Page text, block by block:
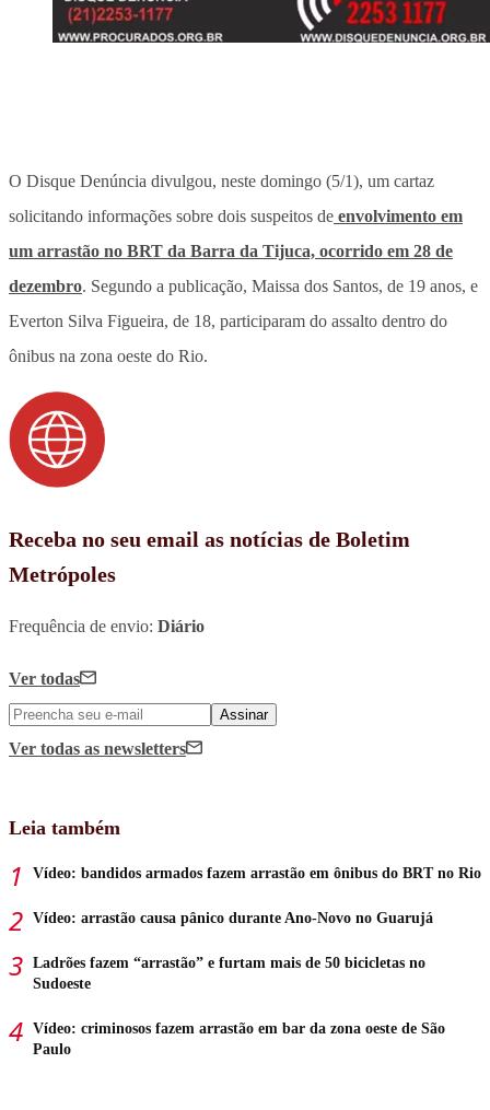
O Disque Denúncia divulgou, neste domingo (5/1), um cartaz
solicitando informações sobre dois suspeitos de envolvimento em
um arrastão no BRT da Barra da Tijuca, ocorrido em 28 de
dezembro. Segundo a publicação, Maissa dos Santos, de 19 anos, e
Everton Silva Figueira, de 18, participaram do assalto dentro do
ônibus na zona oeste do Rio.
Receba no seu email as notícias de Boletim
Metrópoles
Frequência de envio: Diário
Ver todas
Assinar
Ver todas as newsletters
Leia também
Vídeo: bandidos armados fazem arrastão em ônibus do BRT no Rio
Vídeo: arrastão causa pânico durante Ano-Novo no Guarujá
Ladrões fazem “arrastão” e furtam mais de 50 bicicletas no
Sudoeste
Vídeo: criminosos fazem arrastão em bar da zona oeste de São
Paulo